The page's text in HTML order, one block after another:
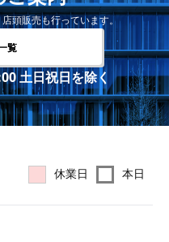
頭販売も行っています。
覧
土日祝日を除く
休業日 本日